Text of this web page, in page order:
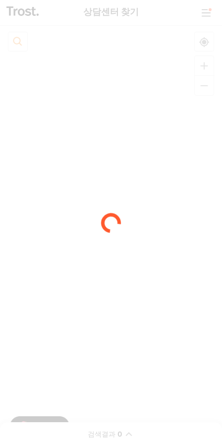
상담센터 찾기
검색결과 0